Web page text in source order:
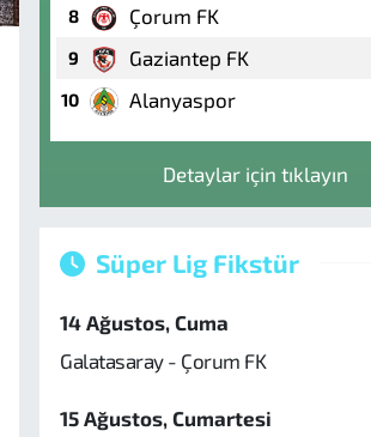
8 Çorum FK
9 Gaziantep FK
10 Alanyaspor
Detaylar için tıklayın
Süper Lig Fikstür
14 Ağustos, Cuma
Galatasaray - Çorum FK
15 Ağustos, Cumartesi